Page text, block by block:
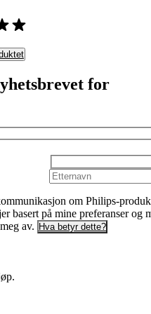
for
om Philips-
basert på mine preferanser og
av. Hva betyr dette?